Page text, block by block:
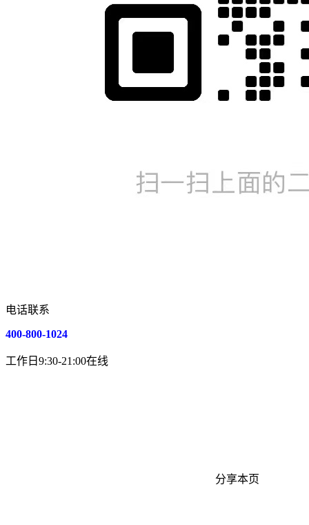
电话联系
400-800-1024
工作日9:30-21:00在线
分享本页